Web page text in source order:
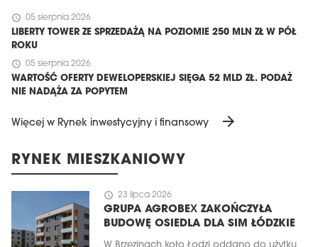
schedule 05 sierpnia 2026
LIBERTY TOWER ZE SPRZEDAŻĄ NA POZIOMIE 250 MLN ZŁ W PÓŁ
ROKU
schedule 05 sierpnia 2026
WARTOŚĆ OFERTY DEWELOPERSKIEJ SIĘGA 52 MLD ZŁ. PODAŻ
NIE NADĄŻA ZA POPYTEM
Więcej w Rynek inwestycyjny i finansowy arrow_forward
RYNEK MIESZKANIOWY
schedule 23 lipca 2026
GRUPA AGROBEX ZAKOŃCZYŁA
BUDOWĘ OSIEDLA DLA SIM ŁÓDZKIE